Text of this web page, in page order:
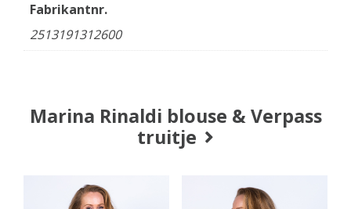
Fabrikantnr.
2513191312600
Marina Rinaldi blouse & Verpass
truitje